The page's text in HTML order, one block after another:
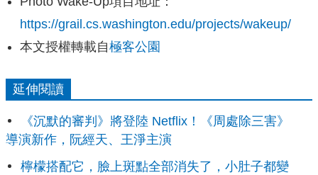
https://grail.cs.washington.edu/projects/wakeup/
本文授權轉載自極客公園
延伸閱讀
《沉默的審判》將登陸 Netflix！《周處除三害》
導演新作，阮經天、王淨主演
檸檬搭配它，臉上斑點全部消失了，小肚子都變